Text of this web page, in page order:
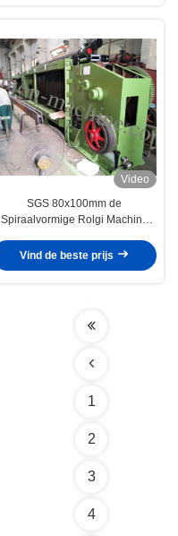
Video
SGS 80x100mm de
Spiraalvormige Rolgi Machine
Vind de beste prijs
1
2
3
4